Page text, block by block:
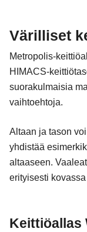
Värilliset
Metropolis-
HIMACS-
suorakulmaisia
vaihtoehtoja.
Altaan ja tason
yhdistää
altaaseen.
erityisesti
Keittiöallas